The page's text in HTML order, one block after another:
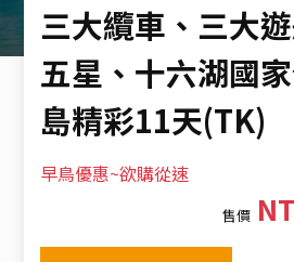
三大纜車、三大
五星、十六湖國
島精彩11天(TK)
早鳥優惠~欲購從速
售價